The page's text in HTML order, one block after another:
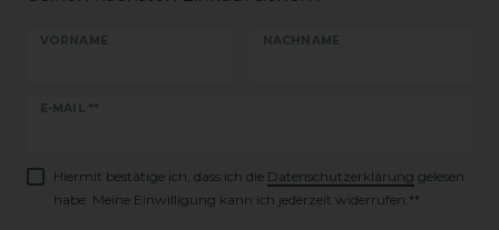
VORNAME NACHNAME
E-MAIL **
Newsletter
Hiermit bestätige ich, dass ich die Daten­schutz­erklärung gelesen
habe. Meine Einwilligung kann ich jederzeit widerrufen.**